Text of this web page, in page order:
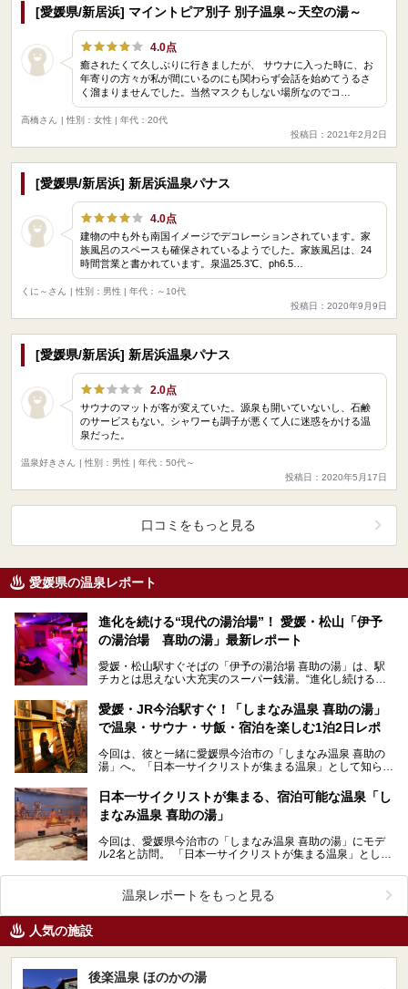
[愛媛県/新居浜] マイントピア別子 別子温泉～天空の湯～
4.0点
癒されたくて久しぶりに行きましたが、 サウナに入った時に、お
年寄りの方々が私が間にいるのにも関わらず会話を始めてうるさ
く溜まりませんでした。当然マスクもしない場所なのでコ…
高橋さん
| 性別：女性 | 年代：20代
投稿日：2021年2月2日
[愛媛県/新居浜] 新居浜温泉パナス
4.0点
建物の中も外も南国イメージでデコレーションされています。家
族風呂のスペースも確保されているようでした。家族風呂は、24
時間営業と書かれています。泉温25.3℃、ph6.5…
くに～さん
| 性別：男性 | 年代：～10代
投稿日：2020年9月9日
[愛媛県/新居浜] 新居浜温泉パナス
2.0点
サウナのマットが客が変えていた。源泉も開いていないし、石鹸
のサービスもない。シャワーも調子が悪くて人に迷惑をかける温
泉だった。
温泉好きさん
| 性別：男性 | 年代：50代～
投稿日：2020年5月17日
口コミをもっと見る
愛媛県の温泉レポート
進化を続ける“現代の湯治場”！ 愛媛・松山「伊予
の湯治場 喜助の湯」最新レポート
愛媛・松山駅すぐそばの「伊予の湯治場 喜助の湯」は、駅
チカとは思えない大充実のスーパー銭湯。“進化し続ける温
愛媛・JR今治駅すぐ！「しまなみ温泉 喜助の湯」
で温泉・サウナ・サ飯・宿泊を楽しむ1泊2日レポ
今回は、彼と一緒に愛媛県今治市の「しまなみ温泉 喜助の
湯」へ。「日本一サイクリストが集まる温泉」として知られ
日本一サイクリストが集まる、宿泊可能な温泉「し
まなみ温泉 喜助の湯」
今回は、愛媛県今治市の「しまなみ温泉 喜助の湯」にモデ
ル2名と訪問。 「日本一サイクリストが集まる温泉」として
温泉レポートをもっと見る
人気の施設
後楽温泉 ほのかの湯